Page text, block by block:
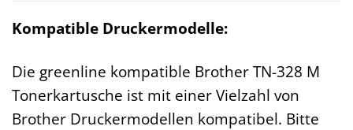
Kompatible Druckermodelle:
Die greenline kompatible Brother TN-328 M
Tonerkartusche ist mit einer Vielzahl von
Brother Druckermodellen kompatibel. Bitte